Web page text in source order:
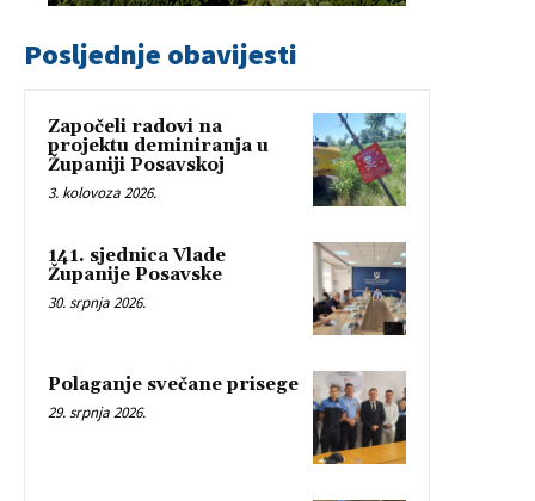
Posljednje obavijesti
Započeli radovi na
projektu deminiranja u
Županiji Posavskoj
3. kolovoza 2026.
141. sjednica Vlade
Županije Posavske
30. srpnja 2026.
Polaganje svečane prisege
29. srpnja 2026.